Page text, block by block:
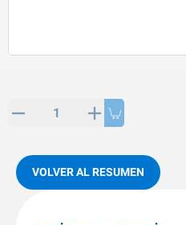
AL-KO
invernales
VOLVER AL RESUMEN